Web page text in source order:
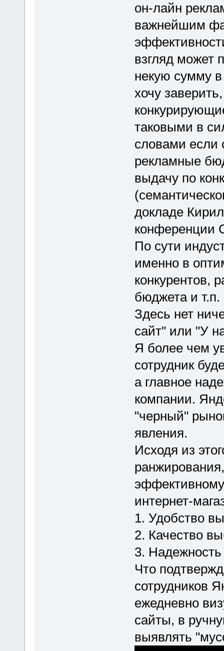
он-лайн
важнейшим
взгляд может
некую сумму
хочу
таковыми в
словами если
рекламные
выдачу по
докладе
конференции
По сути
именно в
конкурентов,
бюджета и т.п.
Здесь нет
сайт" или "У
Я более чем
сотрудник
а главное
компании.
"черный"
явления.
Исходя из
интернет-
1. Удобство
2. Качество
3.
Что
сотрудников
ежедневно
сайты, в
выявлять